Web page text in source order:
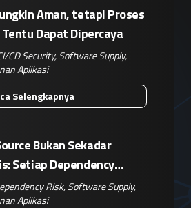
Aman, tetapi Proses
Dapat Dipercaya
CD Security,Software Supply,
Aplikasi
Selengkapnya
Bukan Sekadar
Setiap Dependency
Risiko Bisnis
Risk,Software Supply,
Aplikasi